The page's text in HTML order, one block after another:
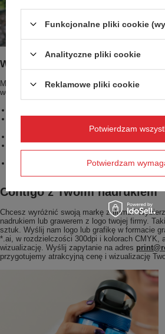
Wielorazowa butelka na wodę -
Myślisz, że to wszystkie plusy jakie ma nasza
wodę? Jesteś w dużym błędzie! Dodatkowe
Blokada przycisków dla dodatkowego
Dopasowanie do większości
Contigo z Twoim nadrukiem
Chcesz wyróżnić swoją markę z tłumu?
nadrukiem lub grawerem z logo twojej firmy.
sztuk. Wyślij nam logo lub grafikę w formacie
*.ai, w rozdzielczości 300dpi i kolorach CMYK,
wizualizację. Wyślij zapytanie na adres
przygotujemy atrakcyjną cenę i wizualizację
Funkcjonalne pliki cookie
Analityczne pliki cookie
Reklamowe pliki cookie
Potwierdzam
Potwierdzam